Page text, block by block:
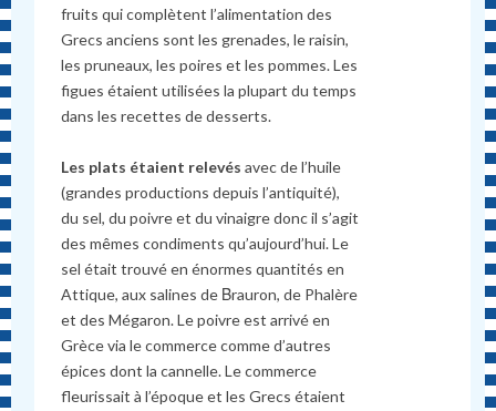
fruits qui complètent l’alimentation des
Grecs anciens sont les grenades, le raisin,
les pruneaux, les poires et les pommes. Les
figues étaient utilisées la plupart du temps
dans les recettes de desserts.
Les plats étaient relevés avec de l’huile
(grandes productions depuis l’antiquité),
du sel, du poivre et du vinaigre donc il s’agit
des mêmes condiments qu’aujourd’hui. Le
sel était trouvé en énormes quantités en
Attique, aux salines de Βrauron, de Phalère
et des Mégaron. Le poivre est arrivé en
Grèce via le commerce comme d’autres
épices dont la cannelle. Le commerce
fleurissait à l’époque et les Grecs étaient